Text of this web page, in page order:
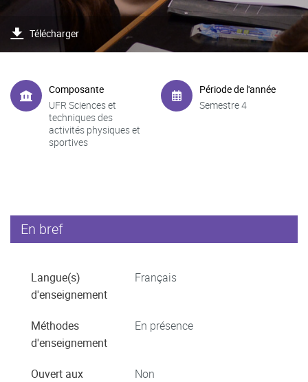
Télécharger
Composante
UFR Sciences et
techniques des
activités physiques et
sportives
Période de l'année
Semestre 4
En bref
Langue(s)
d'enseignement
Français
Méthodes
d'enseignement
En présence
Ouvert aux
Non